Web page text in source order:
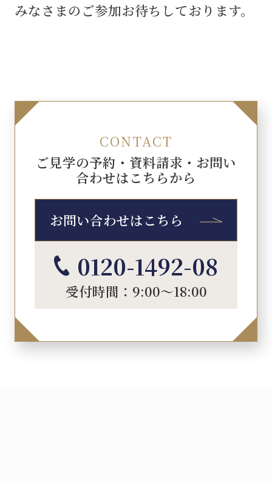
みなさまのご参加お待ちしております。
CONTACT
ご見学の予約・資料請求・お問い
合わせはこちらから
お問い合わせはこちら
0120-1492-08
受付時間：9:00～18:00